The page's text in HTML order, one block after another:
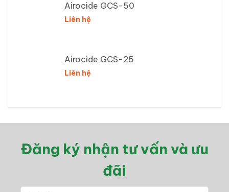
Airocide GCS-50
Liên hệ
Airocide GCS-25
Liên hệ
Đăng ký nhận tư vấn và ưu
đãi